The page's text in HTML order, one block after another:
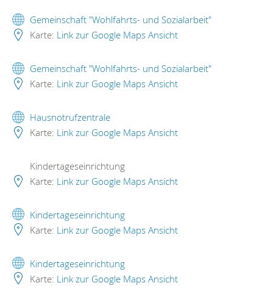
Gemeinschaft "Wohlfahrts- und Sozialarbeit"
Karte: Link zur Google Maps Ansicht
Gemeinschaft "Wohlfahrts- und Sozialarbeit"
Karte: Link zur Google Maps Ansicht
Hausnotrufzentrale
Karte: Link zur Google Maps Ansicht
Kindertageseinrichtung
Karte: Link zur Google Maps Ansicht
Kindertageseinrichtung
Karte: Link zur Google Maps Ansicht
Kindertageseinrichtung
Karte: Link zur Google Maps Ansicht